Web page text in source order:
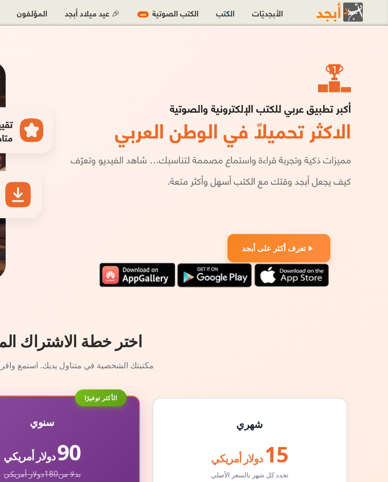
تعرف أكثر على أبجد
اختر خطة الاشتراك
مكتبتك الشخصية في متناول يديك. استمع
شهري
15 دولار أمريكي
تجدد كل شهر بالسعر الأصلي
الأكثر توفيرًا
سنوي
90دولار أمريكي
بدلا من180دولار أمريكي
الأبجديّات الكتب الكتب الصوتية جديد 🎉 عيد ميلاد أبجد المؤلفون